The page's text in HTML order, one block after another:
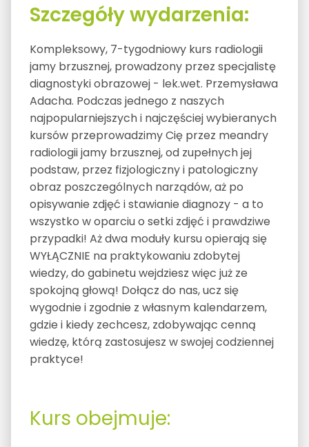
Szczegóły wydarzenia:
Kompleksowy, 7-tygodniowy kurs radiologii
jamy brzusznej, prowadzony przez specjalistę
diagnostyki obrazowej - lek.wet. Przemysława
Adacha. Podczas jednego z naszych
najpopularniejszych i najczęściej wybieranych
kursów przeprowadzimy Cię przez meandry
radiologii jamy brzusznej, od zupełnych jej
podstaw, przez fizjologiczny i patologiczny
obraz poszczególnych narządów, aż po
opisywanie zdjęć i stawianie diagnozy - a to
wszystko w oparciu o setki zdjęć i prawdziwe
przypadki! Aż dwa moduły kursu opierają się
WYŁĄCZNIE na praktykowaniu zdobytej
wiedzy, do gabinetu wejdziesz więc już ze
spokojną głową! Dołącz do nas, ucz się
wygodnie i zgodnie z własnym kalendarzem,
gdzie i kiedy zechcesz, zdobywając cenną
wiedzę, którą zastosujesz w swojej codziennej
praktyce!
Kurs obejmuje: